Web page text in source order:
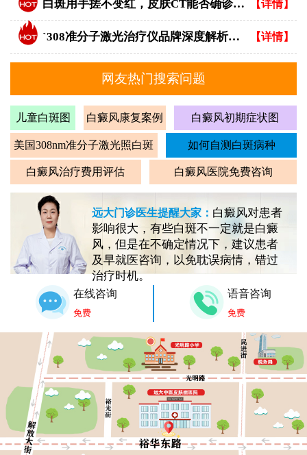
白斑用手搓不变红，皮肤CT能否确诊白癜风？ 【详情】
`308准分子激光治疗仪品牌深度解析：专业视角下的优选指南` 【详情】
网友热门搜索问题
儿童白斑图 白癜风康复案例 白癜风初期症状图
美国308nm准分子激光照白斑 如何自测白斑病种
白癜风治疗费用评估 白癜风医院免费咨询
远大门诊医生提醒大家： 白癜风对患者
影响很大，有些白斑不一定就是白癜
风，但是在不确定情况下，建议患者
及早就医咨询，以免耽误病情，错过
治疗时机。
在线咨询
免费
语音咨询
免费